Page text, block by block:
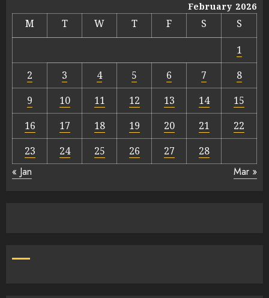
February 2026
M T W T F S
S
1
2
3 4 5 6 7
8
9
10 11 12 13 14
15
16
17 18 19 20 21
22
23
24 25 26 27 28
« Jan Mar »